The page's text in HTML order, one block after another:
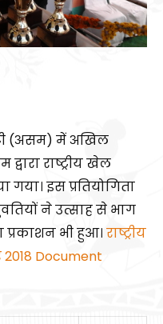
(असम) में अखिल
राष्ट्रीय खेल
इस प्रतियोगिता
ने उत्साह से भाग
प्रकाशन भी हुआ। राष्ट्रीय
Document